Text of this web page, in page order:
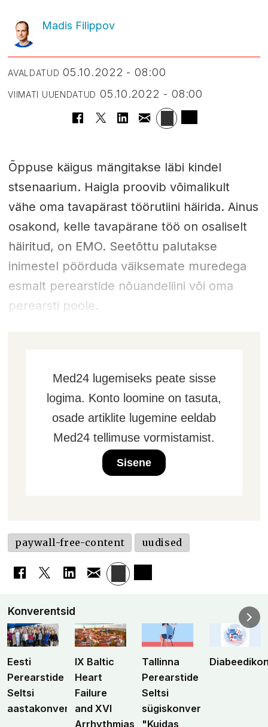
Madis Filippov
AVALDATUD 05.10.2022 - 08:00
VIIMATI UUENDATUD 05.10.2022 - 08:00
Õppuse käigus mängitakse läbi kindel
stsenaarium. Haigla proovib võimalikult
vähe oma tavapärast töörutiini häirida. Ainus
osakond, kelle tavapärane töö on osaliselt
häiritud, on EMO. Seetõttu palutakse
inimestel pöörduda väiksemate muredega
esmalt perearstide nõuandeliini või oma
perearsti poole.
Med24 lugemiseks peate sisse
logima. Konto loomine on tasuta,
osade artiklite lugemine eeldab
Med24 tellimuse vormistamist.
Sisene
paywall-free-content uudised
Konverentsid
Eesti
Perearstide
Seltsi
aastakonverents
IX Baltic
Heart
Failure
and XVI
Arrhythmias
Tallinna
Perearstide
Seltsi
sügiskonverents
"Kuidas